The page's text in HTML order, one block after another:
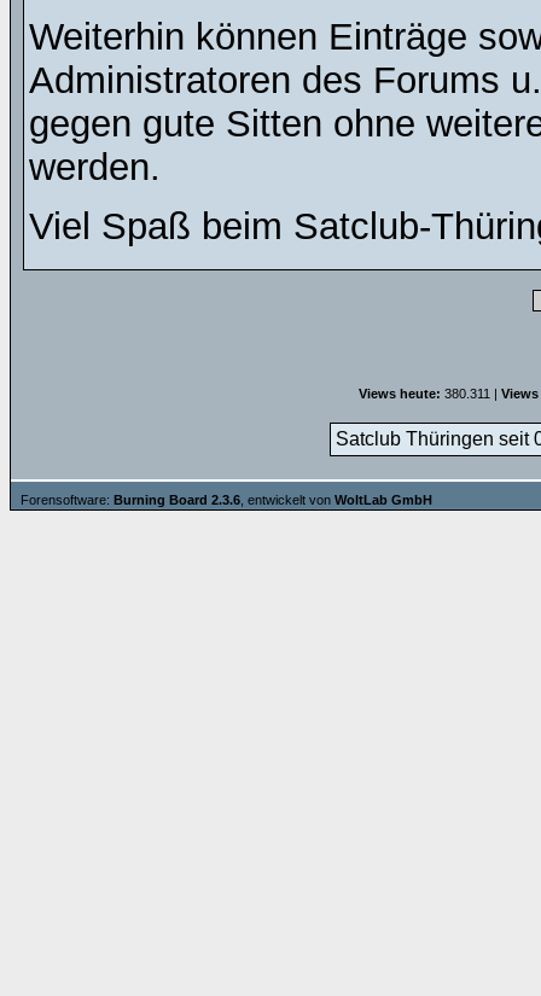
Weiterhin können Einträge
Administratoren des Forums
gegen gute Sitten ohne
werden.
Viel Spaß beim Satclub-
Views heute: 380.311 |
Satclub Thüringen seit
Forensoftware: Burning Board 2.3.6 , entwickelt von WoltLab GmbH